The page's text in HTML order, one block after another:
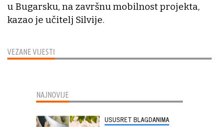
VEZANE VIJESTI
u Bugarsku, na završnu mobilnost projekta,
kazao je učitelj Silvije.
NAJNOVIJE
USUSRET BLAGDANIMA